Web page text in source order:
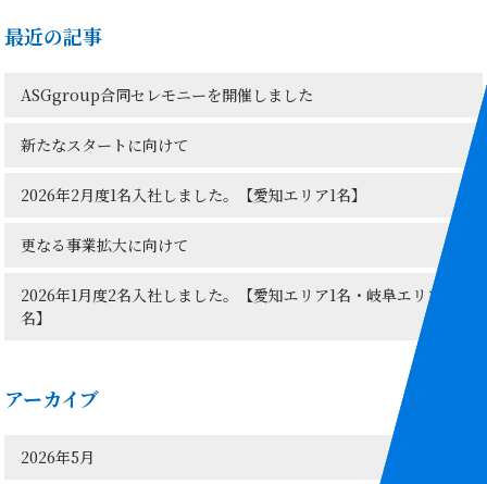
最近の記事
ASGgroup合同セレモニーを開催しました
新たなスタートに向けて
2026年2月度1名入社しました。【愛知エリア1名】
更なる事業拡大に向けて
2026年1月度2名入社しました。【愛知エリア1名・岐阜エリア1
名】
アーカイブ
2026年5月